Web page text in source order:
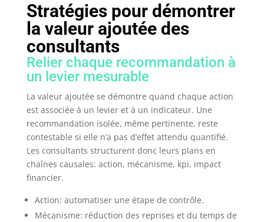
Stratégies pour démontrer
la valeur ajoutée des
consultants
Relier chaque recommandation à
un levier mesurable
La valeur ajoutée se démontre quand chaque action
est associée à un levier et à un indicateur. Une
recommandation isolée, même pertinente, reste
contestable si elle n’a pas d’effet attendu quantifié.
Les consultants structurent donc leurs plans en
chaînes causales: action, mécanisme, kpi, impact
financier.
Action: automatiser une étape de contrôle.
Mécanisme: réduction des reprises et du temps de